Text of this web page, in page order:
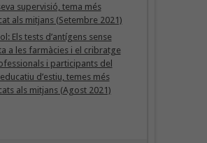
supervisió, tema més
als mitjans (Setembre 2021)
Els tests d’antígens sense
a les farmàcies i el cribratge
i participants del
educatiu d’estiu, temes més
als mitjans (Agost 2021)